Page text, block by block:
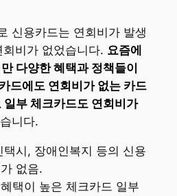
신용카드는 연회비가 발생
비가 없었습니다. 요즘에
다양한 혜택과 정책들이
드에도 연회비가 없는 카드
일부 체크카드도 연회비가
니다.
택시, 장애인복지 등의 신용
없음.
택이 높은 체크카드 일부